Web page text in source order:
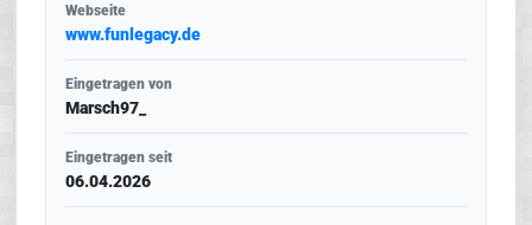
Webseite
www.funlegacy.de
Eingetragen von
Marsch97_
Eingetragen seit
06.04.2026